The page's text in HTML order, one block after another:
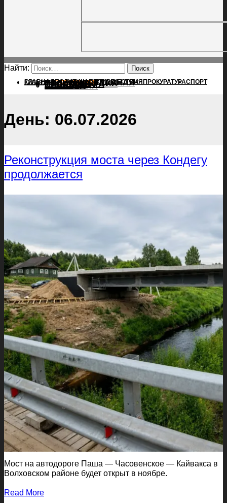
Найти:
ГЛАВНАЯПОЛИТИКАПРОИСШЕСТВИЯ ПРОКУРАТУРАСПОРТ
КУЛЬТУРАПОСЕЛЕНИЯГЛАВНАЯ
ПОЛИТИКА
ПРОИСШЕСТВИЯ
ПРОКУРАТУРА
СПОРТ
КУЛЬТУРА
ПОСЕЛЕНИЯ
День: 06.07.2026
Реконструкция моста через Кондегу
продолжается
Мост на автодороге Паша — Часовенское — Кайвакса в
Волховском районе будет открыт в ноябре.
Read More